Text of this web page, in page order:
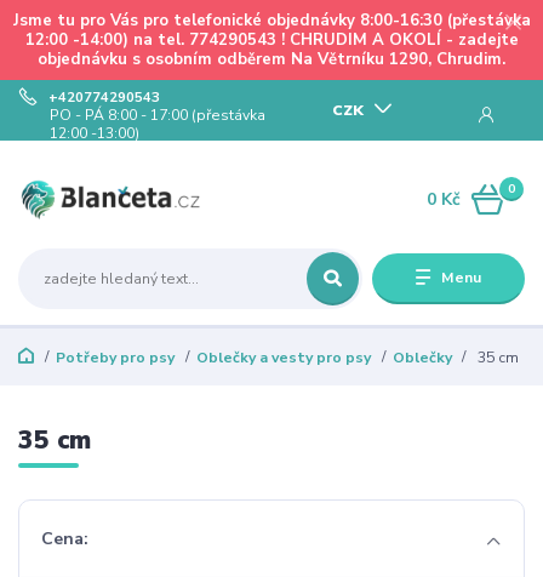
Jsme tu pro Vás pro telefonické objednávky 8:00-16:30 (přestávka
12:00 -14:00) na tel. 774290543 ! CHRUDIM A OKOLÍ - zadejte
objednávku s osobním odběrem Na Větrníku 1290, Chrudim.
Menu
CZK
+420774290543
PO - PÁ 8:00 - 17:00 (přestávka
12:00 -13:00)
0
0 Kč
Potřeby pro psy Oblečky a vesty pro psy Oblečky 35 cm
35 cm
Cena: